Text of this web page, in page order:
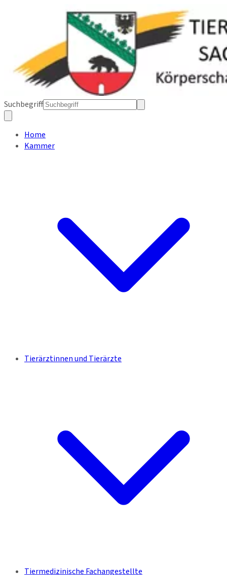
Suchbegriff
Home
Kammer
Tierärztinnen und Tierärzte
Tiermedizinische Fachangestellte